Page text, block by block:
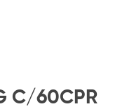
C/60CPR